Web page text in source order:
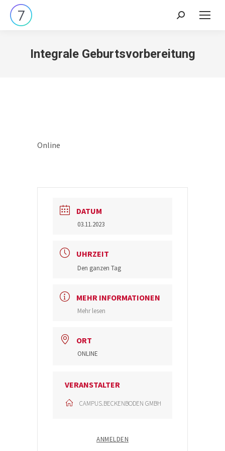
Search:
Integrale Geburtsvorbereitung
Online
DATUM
03.11.2023
UHRZEIT
Den ganzen Tag
MEHR INFORMATIONEN
Mehr lesen
ORT
ONLINE
VERANSTALTER
CAMPUS.BECKENBODEN GMBH
ANMELDEN